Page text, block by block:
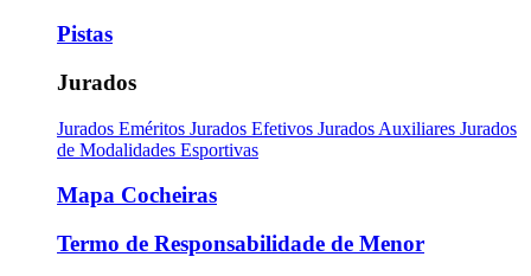
Pistas
Jurados
Jurados Eméritos Jurados Efetivos Jurados Auxiliares Jurados
de Modalidades Esportivas
Mapa Cocheiras
Termo de Responsabilidade de Menor